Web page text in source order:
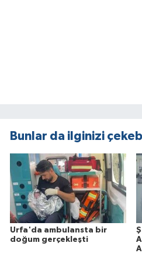
Bunlar da ilginizi
Urfa'da ambulansta bir
doğum gerçekleşti